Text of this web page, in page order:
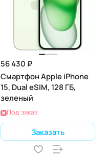
56 430 ₽
Смартфон Apple iPhone
15, Dual eSIM, 128 ГБ,
зеленый
Под заказ
Заказать